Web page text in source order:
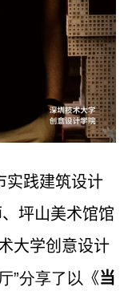
实践建筑设计
坪山美术馆馆
大学创意设计
”分享了以 《当